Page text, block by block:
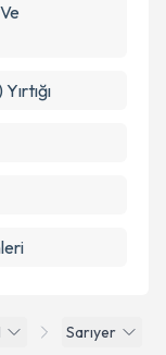
Sarıyer